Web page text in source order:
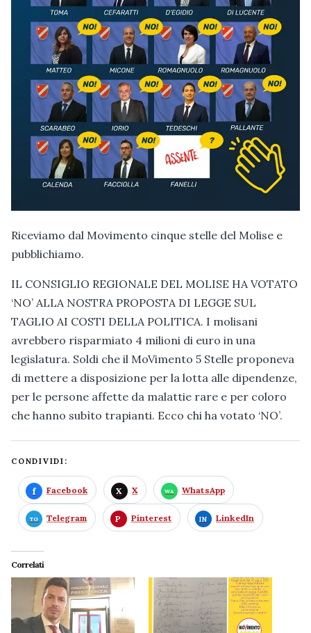
Riceviamo dal Movimento cinque stelle del Molise e
pubblichiamo.
IL CONSIGLIO REGIONALE DEL MOLISE HA VOTATO
‘NO’ ALLA NOSTRA PROPOSTA DI LEGGE SUL
TAGLIO AI COSTI DELLA POLITICA. I molisani
avrebbero risparmiato 4 milioni di euro in una
legislatura. Soldi che il MoVimento 5 Stelle proponeva
di mettere a disposizione per la lotta alle dipendenze,
per le persone affette da malattie rare e per coloro
che hanno subìto trapianti. Ecco chi ha votato ‘NO’.
CONDIVIDI:
Facebook X WhatsApp
Telegram Pinterest LinkedIn
Correlati